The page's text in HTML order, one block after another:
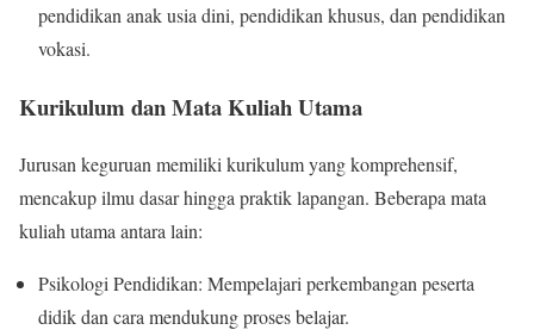
pendidikan anak usia dini, pendidikan khusus, dan pendidikan
vokasi.
Kurikulum dan Mata Kuliah Utama
Jurusan keguruan memiliki kurikulum yang komprehensif,
mencakup ilmu dasar hingga praktik lapangan. Beberapa mata
kuliah utama antara lain:
Psikologi Pendidikan: Mempelajari perkembangan peserta
didik dan cara mendukung proses belajar.